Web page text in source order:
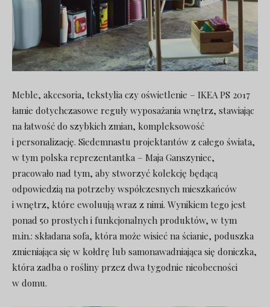
Meble, akcesoria, tekstylia czy oświetlenie – IKEA PS 2017
łamie dotychczasowe reguły wyposażania wnętrz, stawiając
na łatwość do szybkich zmian, kompleksowość
i personalizację. Siedemnastu projektantów z całego świata,
w tym polska reprezentantka – Maja Ganszyniec,
pracowało nad tym, aby stworzyć kolekcję będącą
odpowiedzią na potrzeby współczesnych mieszkańców
i wnętrz, które ewoluują wraz z nimi. Wynikiem tego jest
ponad 50 prostych i funkcjonalnych produktów, w tym
m.in.: składana sofa, która może wisieć na ścianie, poduszka
zmieniająca się w kołdrę lub samonawadniająca się doniczka,
która zadba o rośliny przez dwa tygodnie nieobecności
w domu.